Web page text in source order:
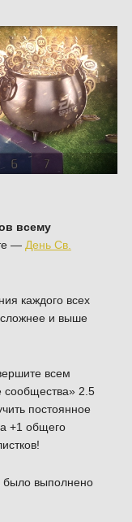
всему
— День Св.
каждого всех
и выше
всем
сообщества» 2.5
постоянное
+1 общего
было выполнено